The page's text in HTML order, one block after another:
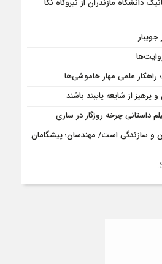
علمی مهار خاموشی‌ها
پرهیز از شایعه پایبند باشند
داستانی چرخه روزگار در ساری
و سازندگی است/ مهندسان؛ پیشگامان